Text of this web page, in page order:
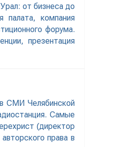
от бизнеса до
палата, компания
форума.
презентация
СМИ Челябинской
Самые
(директор
права в